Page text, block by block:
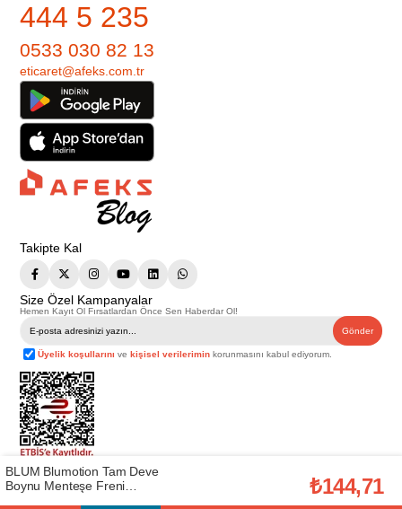
444 5 235
0533 030 82 13
eticaret@afeks.com.tr
Takipte Kal
Size Özel Kampanyalar
Hemen Kayıt Ol Fırsatlardan Önce Sen Haberdar Ol!
Gönder
Üyelik koşullarını vekişisel verilerimin korunmasını kabul ediyorum.
Telif Hakkı © 2026Afeks Yapı Market
. Tüm hakları saklıdır.
Bu web sitesindeki tüm ürünler ticari amaçlıdır. Web sitemizde yer alan
görsel ve yazılı içerikler firmamıza ait olup, firmamızın yazılı izni alınmadan
BLUM Blumotion Tam Deve
Boynu Menteşe Freni
₺144,71